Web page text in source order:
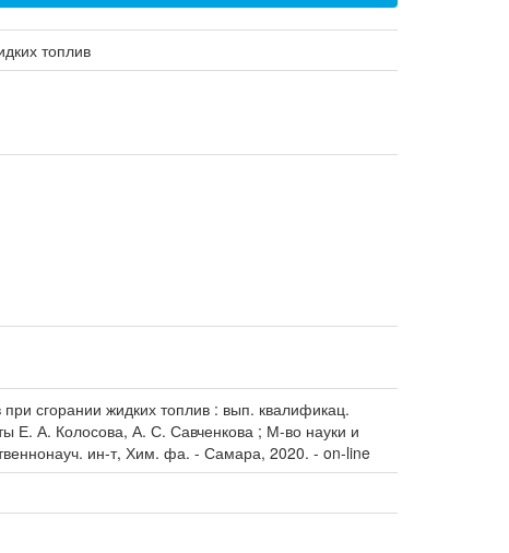
топлив
сгорании жидких топлив : вып. квалификац.
Е. А. Колосова, А. С. Савченкова ; М-во науки и
ин-т, Хим. фа. - Самара, 2020. - on-line